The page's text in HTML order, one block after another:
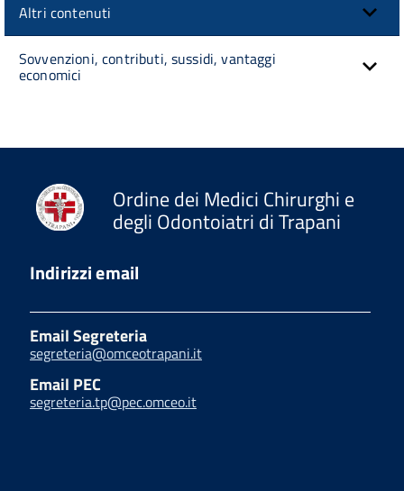
Altri contenuti
Sovvenzioni, contributi, sussidi, vantaggi
economici
Ordine dei Medici Chirurghi e
degli Odontoiatri di Trapani
Indirizzi email
Email Segreteria
segreteria@omceotrapani.it
Email PEC
segreteria.tp@pec.omceo.it